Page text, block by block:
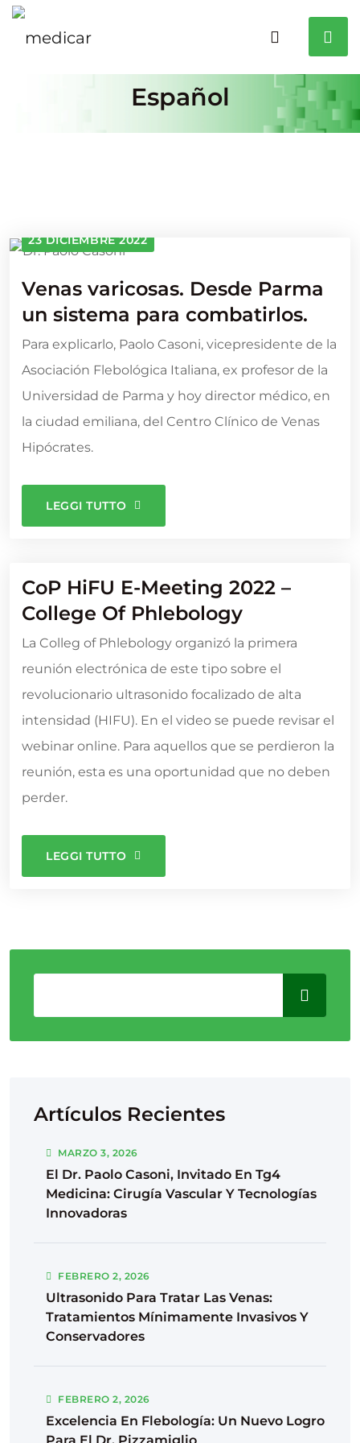
Español
23 DICIEMBRE 2022
Venas varicosas. Desde Parma
un sistema para combatirlos.
Para explicarlo, Paolo Casoni, vicepresidente de la
Asociación Flebológica Italiana, ex profesor de la
Universidad de Parma y hoy director médico, en
la ciudad emiliana, del Centro Clínico de Venas
Hipócrates.
LEGGI TUTTO
CoP HiFU E-Meeting 2022 –
College Of Phlebology
La Colleg of Phlebology organizó la primera
reunión electrónica de este tipo sobre el
revolucionario ultrasonido focalizado de alta
intensidad (HIFU). En el video se puede revisar el
webinar online. Para aquellos que se perdieron la
reunión, esta es una oportunidad que no deben
perder.
LEGGI TUTTO
Artículos Recientes
MARZO3, 2026
El Dr. Paolo Casoni, Invitado En Tg4
Medicina: Cirugía Vascular Y Tecnologías
Innovadoras
FEBRERO2, 2026
Ultrasonido Para Tratar Las Venas:
Tratamientos Mínimamente Invasivos Y
Conservadores
FEBRERO2, 2026
Excelencia En Flebología: Un Nuevo Logro
Para El Dr. Pizzamiglio